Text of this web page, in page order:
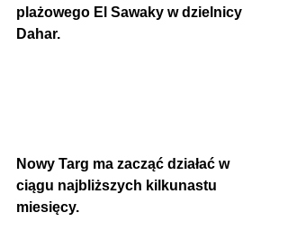
plażowego El Sawaky w dzielnicy
Dahar.
Nowy Targ ma zacząć działać w
ciągu najbliższych kilkunastu
miesięcy.